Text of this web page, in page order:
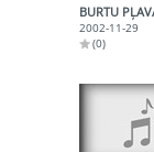
2002-11-29
(0)